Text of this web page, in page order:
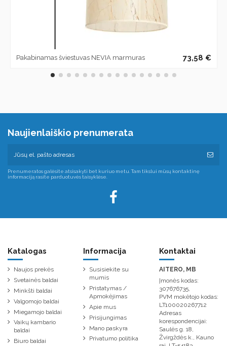
Pakabinamas šviestuvas NEVIA marmuras 73,58 €
Naujienlaiškio prenumerata
Prenumeratos galėsite atsisakyti bet kuriuo metu. Tam tikslui mūsų kontaktinę
informaciją rasite parduotuvės taisyklėse.
Katalogas
Naujos prekės
Svetainės baldai
Minkšti baldai
Valgomojo baldai
Miegamojo baldai
Vaikų kambario
baldai
Biuro baldai
Informacija
Susisiekite su
mumis
Pristatymas /
Apmokėjimas
Apie mus
Prisijungimas
Mano paskyra
Privatumo politika
Kontaktai
AITERO, MB
Įmonės kodas:
307676735,
PVM mokėtojo kodas:
LT100020267712
Adresas
korespondencijai:
Saulės g. 18,
Žvirgždės k., Kauno